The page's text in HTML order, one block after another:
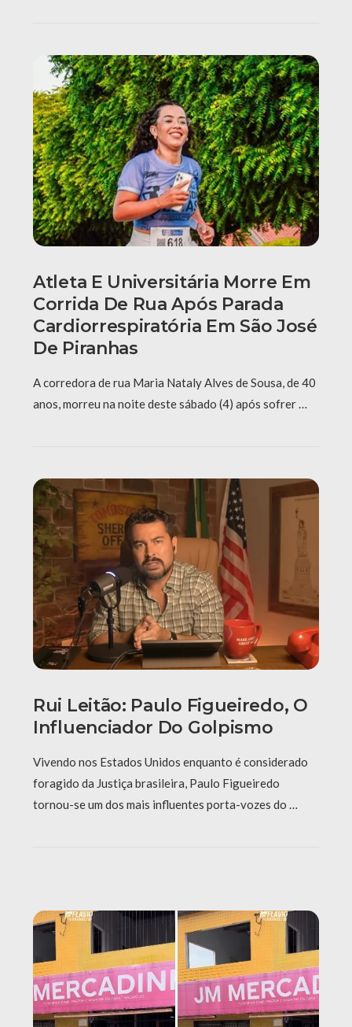
Atleta E Universitária Morre Em
Corrida De Rua Após Parada
Cardiorrespiratória Em São José
De Piranhas
A corredora de rua Maria Nataly Alves de Sousa, de 40
anos, morreu na noite deste sábado (4) após sofrer …
Rui Leitão: Paulo Figueiredo, O
Influenciador Do Golpismo
Vivendo nos Estados Unidos enquanto é considerado
foragido da Justiça brasileira, Paulo Figueiredo
tornou-se um dos mais influentes porta-vozes do …